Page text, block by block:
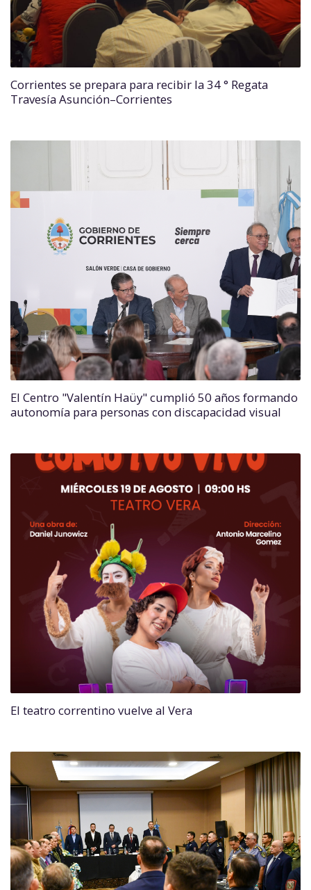
Corrientes se prepara para recibir la 34 ° Regata
Travesía Asunción–Corrientes
El Centro "Valentín Haüy" cumplió 50 años formando
autonomía para personas con discapacidad visual
El teatro correntino vuelve al Vera